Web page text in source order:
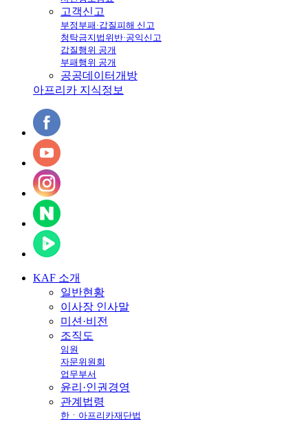
고객신고
부정부패·갑질피해 신고
청탁금지법위반·공익신고
갑질행위 공개
부패행위 공개
공공데이터개방
아프리카 지식정보
KAF 소개
일반현황
이사장 인사말
미션·비전
조직도
임원
자문위원회
업무부서
윤리·인권경영
관계법령
한ㆍ아프리카재단법